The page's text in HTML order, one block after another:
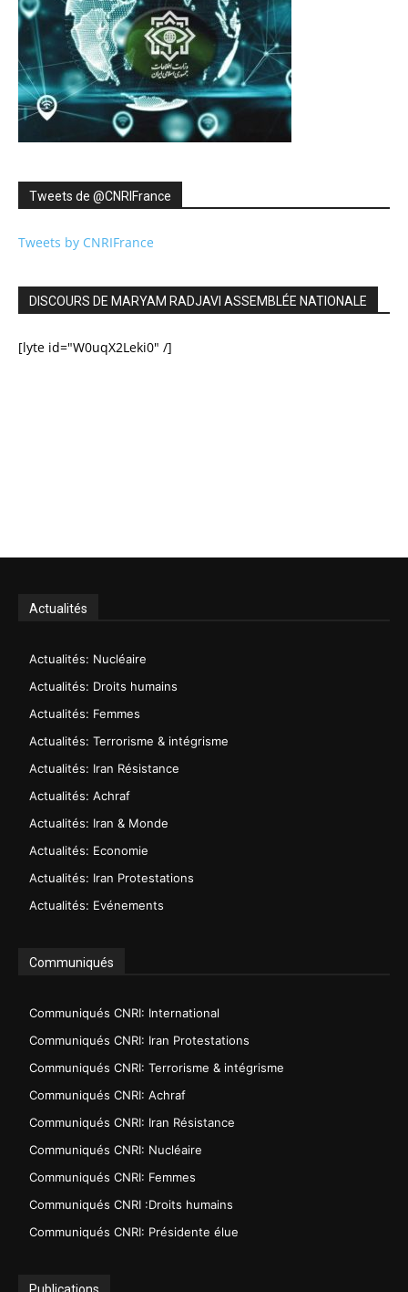
Tweets de ‎@CNRIFrance
Tweets by CNRIFrance
DISCOURS DE MARYAM RADJAVI ASSEMBLÉE NATIONALE
[lyte id="W0uqX2Leki0" /]
Actualités
Actualités: Nucléaire
Actualités: Droits humains
Actualités: Femmes
Actualités: Terrorisme & intégrisme
Actualités: Iran Résistance
Actualités: Achraf
Actualités: Iran & Monde
Actualités: Economie
Actualités: Iran Protestations
Actualités: Evénements
Communiqués
Communiqués CNRI: International
Communiqués CNRI: Iran Protestations
Communiqués CNRI: Terrorisme & intégrisme
Communiqués CNRI: Achraf
Communiqués CNRI: Iran Résistance
Communiqués CNRI: Nucléaire
Communiqués CNRI: Femmes
Communiqués CNRI :Droits humains
Communiqués CNRI: Présidente élue
Publications